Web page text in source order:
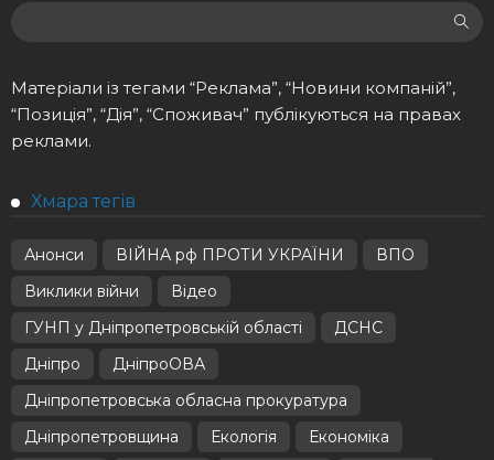
Матеріали із тегами “Реклама”, “Новини компаній”,
“Позиція”, “Дія”, “Споживач” публікуються на правах
реклами.
Хмара тегів
Анонси ВІЙНА рф ПРОТИ УКРАЇНИ
ВПО
Виклики війни
Відео
ГУНП у Дніпропетровській області
ДСНС
Дніпро
ДніпроОВА
Дніпропетровська обласна прокуратура
Дніпропетровщина
Екологія
Економіка